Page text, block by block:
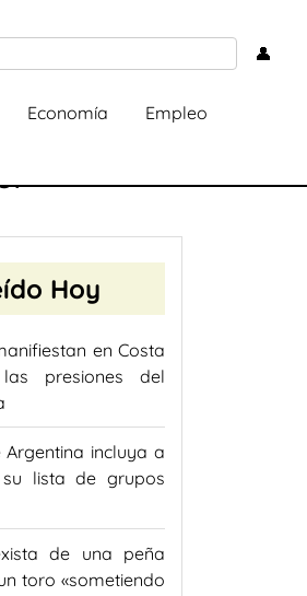
👤
Economía Empleo
Hoy
en Costa
presiones del
incluya a
lista de grupos
de una peña
toro «sometiendo